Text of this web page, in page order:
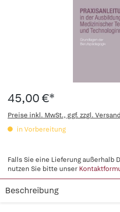
45,00 €*
Preise inkl. MwSt., ggf. zzgl.
in Vorbereitung
Falls Sie eine Lieferung außerhalb
nutzen Sie bitte unser
Beschreibung